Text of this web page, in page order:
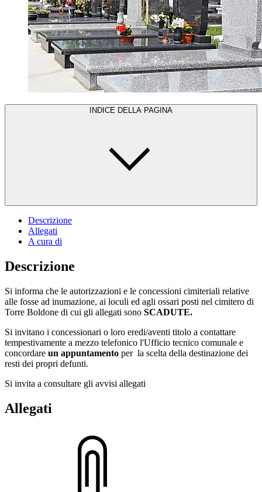
INDICE DELLA PAGINA
Descrizione
Allegati
A cura di
Descrizione
Si informa che le autorizzazioni e le concessioni cimiteriali relative
alle fosse ad inumazione, ai loculi ed agli ossari posti nel cimitero di
Torre Boldone di cui gli allegati sono SCADUTE.
Si invitano i concessionari o loro eredi/aventi titolo a contattare
tempestivamente a mezzo telefonico l'Ufficio tecnico comunale e
concordare un appuntamento per la scelta della destinazione dei
resti dei propri defunti.
Si invita a consultare gli avvisi allegati
Allegati